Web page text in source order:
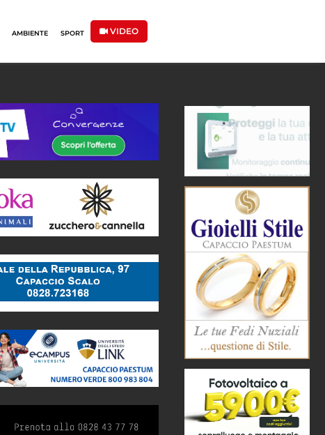
AMBIENTE SPORT VIDEO